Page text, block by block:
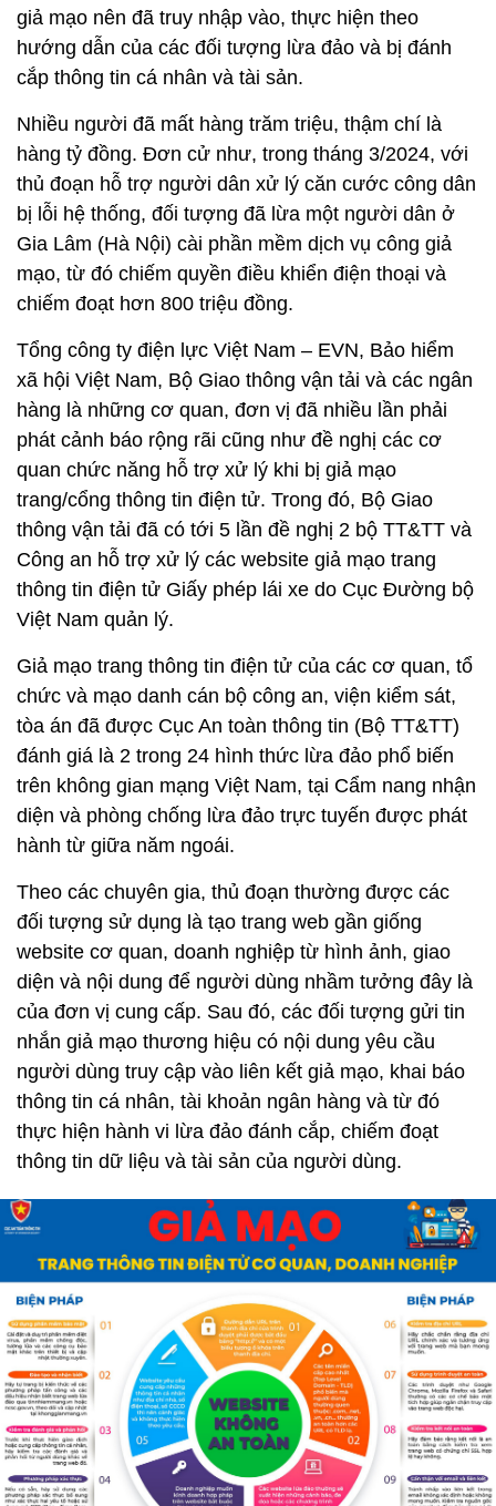
giả mạo nên đã truy nhập vào, thực hiện theo
hướng dẫn của các đối tượng lừa đảo và bị đánh
cắp thông tin cá nhân và tài sản.
Nhiều người đã mất hàng trăm triệu, thậm chí là
hàng tỷ đồng. Đơn cử như, trong tháng 3/2024, với
thủ đoạn hỗ trợ người dân xử lý căn cước công dân
bị lỗi hệ thống, đối tượng đã lừa một người dân ở
Gia Lâm (Hà Nội) cài phần mềm dịch vụ công giả
mạo, từ đó chiếm quyền điều khiển điện thoại và
chiếm đoạt hơn 800 triệu đồng.
Tổng công ty điện lực Việt Nam – EVN, Bảo hiểm
xã hội Việt Nam, Bộ Giao thông vận tải và các ngân
hàng là những cơ quan, đơn vị đã nhiều lần phải
phát cảnh báo rộng rãi cũng như đề nghị các cơ
quan chức năng hỗ trợ xử lý khi bị giả mạo
trang/cổng thông tin điện tử. Trong đó, Bộ Giao
thông vận tải đã có tới 5 lần đề nghị 2 bộ TT&TT và
Công an hỗ trợ xử lý các website giả mạo trang
thông tin điện tử Giấy phép lái xe do Cục Đường bộ
Việt Nam quản lý.
Giả mạo trang thông tin điện tử của các cơ quan, tổ
chức và mạo danh cán bộ công an, viện kiểm sát,
tòa án đã được Cục An toàn thông tin (Bộ TT&TT)
đánh giá là 2 trong 24 hình thức lừa đảo phổ biến
trên không gian mạng Việt Nam, tại Cẩm nang nhận
diện và phòng chống lừa đảo trực tuyến được phát
hành từ giữa năm ngoái.
Theo các chuyên gia, thủ đoạn thường được các
đối tượng sử dụng là tạo trang web gần giống
website cơ quan, doanh nghiệp từ hình ảnh, giao
diện và nội dung để người dùng nhầm tưởng đây là
của đơn vị cung cấp. Sau đó, các đối tượng gửi tin
nhắn giả mạo thương hiệu có nội dung yêu cầu
người dùng truy cập vào liên kết giả mạo, khai báo
thông tin cá nhân, tài khoản ngân hàng và từ đó
thực hiện hành vi lừa đảo đánh cắp, chiếm đoạt
thông tin dữ liệu và tài sản của người dùng.